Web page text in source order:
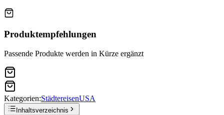
Produktempfehlungen
Passende Produkte werden in Kürze ergänzt
Kategorien:StädtereisenUSA
Inhaltsverzeichnis